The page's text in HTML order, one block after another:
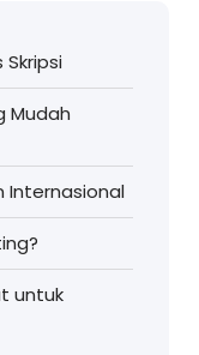
Mudah
Internasional
untuk